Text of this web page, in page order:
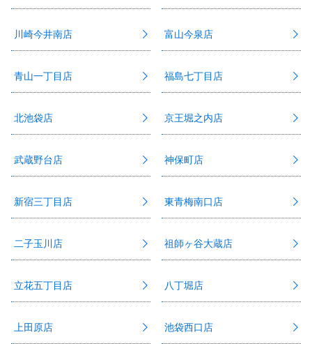
川崎今井南店 富山今泉店
青山一丁目店 福島七丁目店
北池袋店 京王堀之内店
武蔵野台店 神保町店
新宿三丁目店 東青梅南口店
二子玉川店 祖師ヶ谷大蔵店
立花五丁目店 八丁堀店
上田原店 池袋西口店